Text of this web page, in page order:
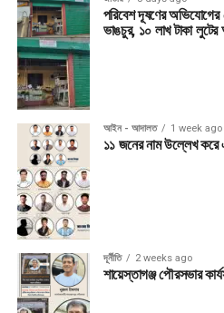
পরিবেশ দূষণের অভিযোগের
ভাঙচুর, ১০ লাখ টাকা
আইন - আদালত 1 week ago
১১ জনের নাম উল্লেখ করে
দূর্নীতি 2 weeks ago
শায়েস্তাগঞ্জ পৌরসভার